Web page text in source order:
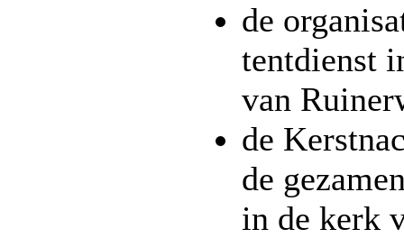
de
tentdienst
van
de
de
in de kerk